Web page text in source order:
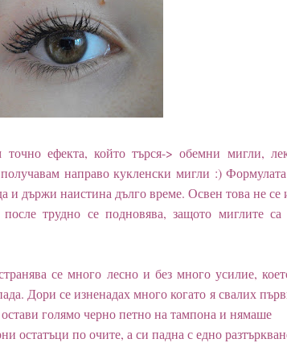
ефекта, който търся-> обемни мигли,
направо кукленски мигли :)
и държи наистина дълго време. Освен това не се
трудно се подновява, защото миглите са
се много лесно и без много усилие,
Дори се изненадах много когато я свалих
голямо черно петно на тампона и нямаше
остатъци по очите, а си падна с едно